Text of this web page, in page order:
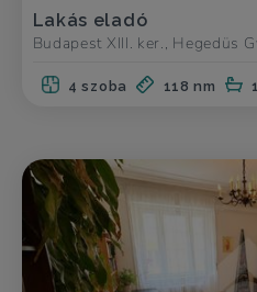
Lakás eladó
Budapest XIII. ker., Hegedüs
4 szoba 118 nm